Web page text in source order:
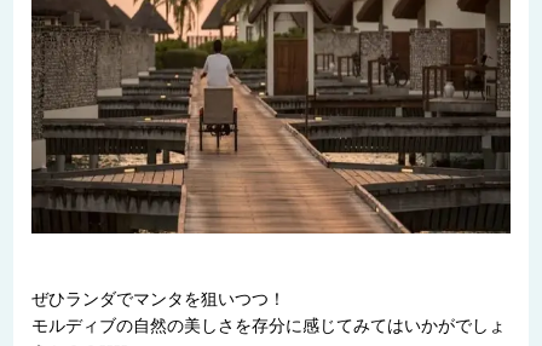
ぜひランダでマンタを狙いつつ！
モルディブの自然の美しさを存分に感じてみてはいかがでしょ